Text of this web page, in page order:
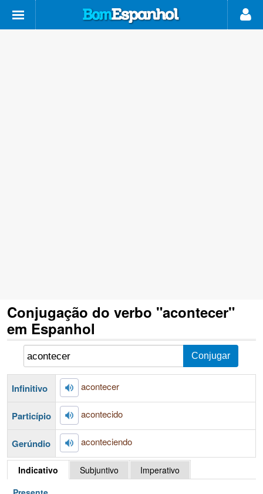
Conjugação do verbo "acontecer"
em Espanhol
Infinitivo acontecer
Particípio acontecido
Gerúndio aconteciendo
Indicativo Subjuntivo
Imperativo